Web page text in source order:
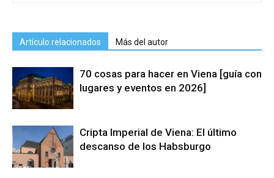
Artículo relacionados Más del autor
70 cosas para hacer en Viena [guía con
lugares y eventos en 2026]
Cripta Imperial de Viena: El último
descanso de los Habsburgo